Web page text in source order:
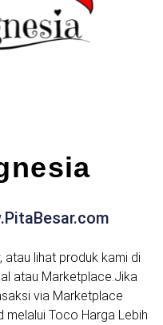
atau lihat produk kami di
atau Marketplace.Jika
via Marketplace
melalui Toco Harga Lebih